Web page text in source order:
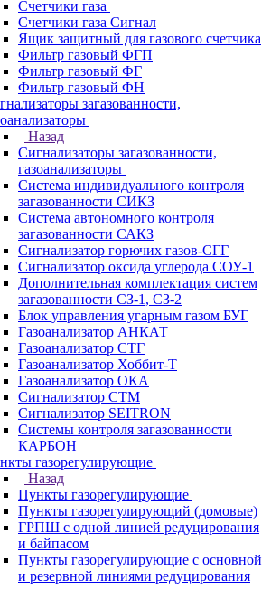
Счетчики газа
Счетчики газа Сигнал
Ящик защитный для газового счетчика
Фильтр газовый ФГП
Фильтр газовый ФГ
Фильтр газовый ФН
загазованности,
Назад
Сигнализаторы загазованности,
газоанализаторы
Система индивидуального контроля
загазованности СИКЗ
Система автономного контроля
загазованности САКЗ
Сигнализатор горючих газов-СГГ
Сигнализатор оксида углерода СОУ-1
Дополнительная комплектация систем
загазованности СЗ-1, СЗ-2
Блок управления угарным газом БУГ
Газоанализатор АНКАТ
Газоанализатор СТГ
Газоанализатор Хоббит-Т
Газоанализатор ОКА
Сигнализатор СТМ
Сигнализатор SEITRON
Системы контроля загазованности
КАРБОН
газорегулирующие
Назад
Пункты газорегулирующие
Пункты газорегулирующий (домовые)
ГРПШ с одной линией редуцирования
и байпасом
Пункты газорегулирующие с основной
и резервной линиями редуцирования